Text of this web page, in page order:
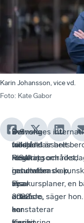
Karin Johansson, vice vd.
Foto: Kate Gabor
Svenska
niondeklassares
resultat
i
Pisa
2022
har
Det
tredje
kunskapsområdet,
naturvetenskap,
visar
också
en
De
fallande
PISA-
resultaten
är
oroande,
konstaterar
– Sveriges
välstånd är helt
Regering och
genomföra de
nya kursplaner, en
arbetsro, säger hon.